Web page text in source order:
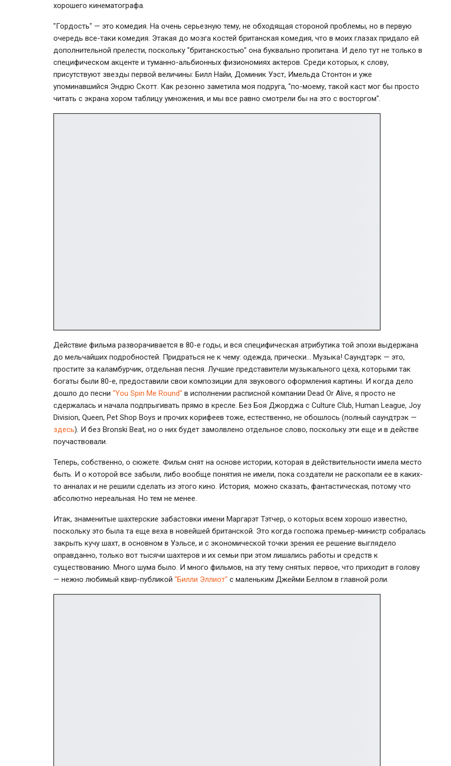
хорошего кинематографа.
"Гордость" — это комедия. На очень серьезную тему, не обходящая стороной проблемы, но в первую
очередь все-таки комедия. Этакая до мозга костей британская комедия, что в моих глазах придало ей
дополнительной прелести, поскольку "британскостью" она буквально пропитана. И дело тут не только в
специфическом акценте и туманно-альбионных физиономиях актеров. Среди которых, к слову,
присутствуют звезды первой величины: Билл Найи, Доминик Уэст, Имельда Стонтон и уже
упоминавшийся Эндрю Скотт. Как резонно заметила моя подруга, "по-моему, такой каст мог бы просто
читать с экрана хором таблицу умножения, и мы все равно смотрели бы на это с восторгом".
Действие фильма разворачивается в 80-е годы, и вся специфическая атрибутика той эпохи выдержана
до мельчайших подробностей. Придраться не к чему: одежда, прически… Музыка! Саундтэрк — это,
простите за каламбурчик, отдельная песня. Лучшие представители музыкального цеха, которыми так
богаты были 80-е, предоставили свои композиции для звукового оформления картины. И когда дело
дошло до песни "You Spin Me Round" в исполнении расписной компании Dead Or Alive, я просто не
сдержалась и начала подпрыгивать прямо в кресле. Без Боя Джорджа с Culture Club, Human League, Joy
Division, Queen, Pet Shop Boys и прочих корифеев тоже, естественно, не обошлось (полный саундтрэк —
здесь). И без Bronski Beat, но о них будет замолвлено отдельное слово, поскольку эти еще и в действе
поучаствовали.
Теперь, собственно, о сюжете. Фильм снят на основе истории, которая в действительности имела место
быть. И о которой все забыли, либо вообще понятия не имели, пока создатели не раскопали ее в каких-
то анналах и не решили сделать из этого кино. История, можно сказать, фантастическая, потому что
абсолютно нереальная. Но тем не менее.
Итак, знаменитые шахтерские забастовки имени Маргарэт Тэтчер, о которых всем хорошо известно,
поскольку это была та еще веха в новейшей британской. Это когда госпожа премьер-министр собралась
закрыть кучу шахт, в основном в Уэльсе, и с экономической точки зрения ее решение выглядело
оправданно, только вот тысячи шахтеров и их семьи при этом лишались работы и средств к
существованию. Много шума было. И много фильмов, на эту тему снятых: первое, что приходит в голову
— нежно любимый квир-публикой "Билли Эллиот" с маленьким Джейми Беллом в главной роли.